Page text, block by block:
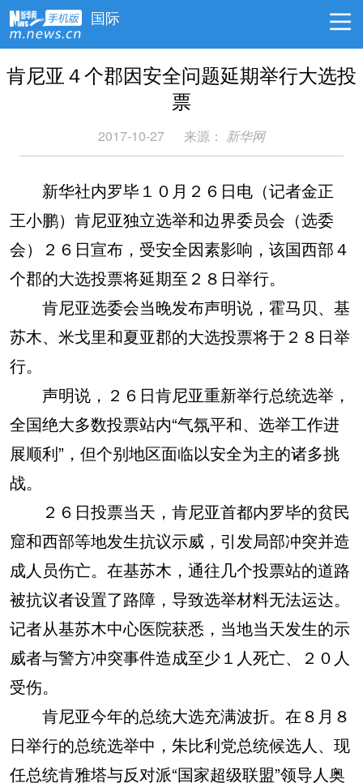
国际
肯尼亚４个郡因安全问题延期举行大选投
票
2017-10-27 来源： 新华网
新华社内罗毕１０月２６日电（记者金正
王小鹏）肯尼亚独立选举和边界委员会（选委
会）２６日宣布，受安全因素影响，该国西部４
个郡的大选投票将延期至２８日举行。
肯尼亚选委会当晚发布声明说，霍马贝、基
苏木、米戈里和夏亚郡的大选投票将于２８日举
行。
声明说，２６日肯尼亚重新举行总统选举，
全国绝大多数投票站内“气氛平和、选举工作进
展顺利”，但个别地区面临以安全为主的诸多挑
战。
２６日投票当天，肯尼亚首都内罗毕的贫民
窟和西部等地发生抗议示威，引发局部冲突并造
成人员伤亡。在基苏木，通往几个投票站的道路
被抗议者设置了路障，导致选举材料无法运达。
记者从基苏木中心医院获悉，当地当天发生的示
威者与警方冲突事件造成至少１人死亡、２０人
受伤。
肯尼亚今年的总统大选充满波折。在８月８
日举行的总统选举中，朱比利党总统候选人、现
任总统肯雅塔与反对派“国家超级联盟”领导人奥